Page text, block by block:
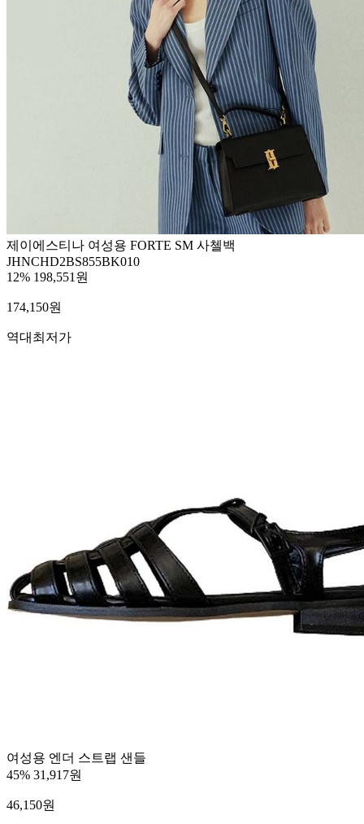
제이에스티나 여성용 FORTE SM 사첼백
JHNCHD2BS855BK010
12% 198,551원
174,150원
역대최저가
여성용 엔더 스트랩 샌들
45% 31,917원
46,150원